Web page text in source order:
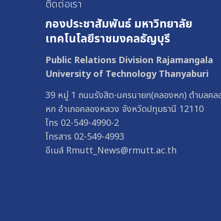
ติดต่อเรา
กองประชาสัมพันธ์ มหาวิทยาลัย
เทคโนโลยีราชมงคลธัญบุรี
Public Relations Division Rajamangala
University of Technology Thanyaburi
39 หมู่ 1 ถนนรังสิต-นครนายก(คลองหก) ตำบลคล
หก อำเภอคลองหลวง จังหวัดปทุมธานี 12110
โทร 02-549-4990-2
โทรสาร 02-549-4993
อีเมล์ Rmutt_News@rmutt.ac.th